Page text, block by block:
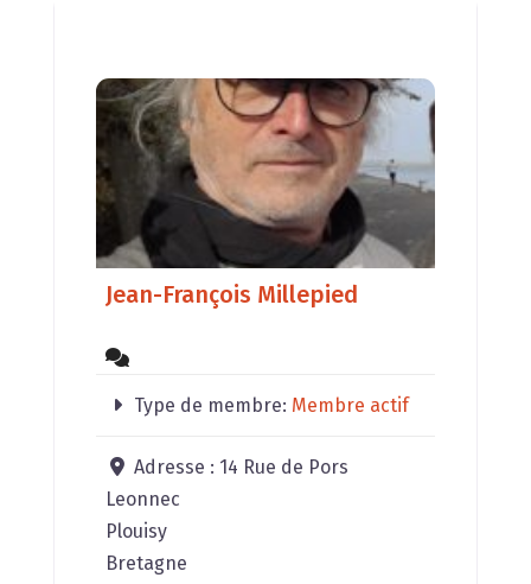
Jean-François Millepied
Type de membre: Membre actif
Adresse : 14 Rue de Pors
Leonnec
Plouisy
Bretagne